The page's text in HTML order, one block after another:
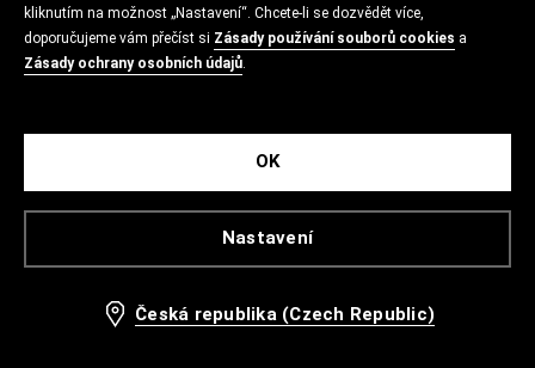
kliknutím na možnost „Nastavení“. Chcete-li se dozvědět více,
doporučujeme vám přečíst si Zásady používání souborů cookies a
Zásady ochrany osobních údajů.
Nastavení
OK
Česká republika (Czech Republic)